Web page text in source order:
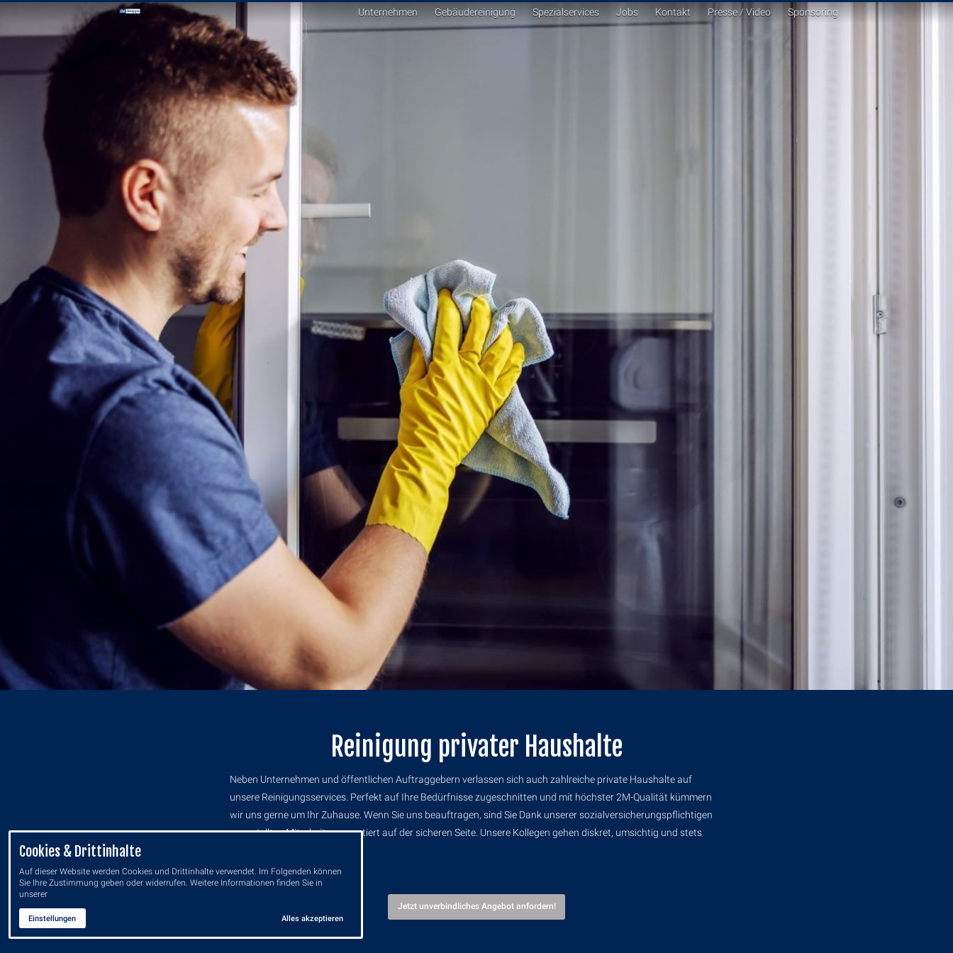
Unternehmen Gebäudereinigung Spezialservices Jobs Kontakt Presse / Video Sponsoring
Reinigung privater Haushalte
Neben Unternehmen und öffentlichen Auftraggebern verlassen sich auch zahlreiche private Haushalte auf
unsere Reinigungsservices. Perfekt auf Ihre Bedürfnisse zugeschnitten und mit höchster 2M-Qualität kümmern
wir uns gerne um Ihr Zuhause. Wenn Sie uns beauftragen, sind Sie Dank unserer sozialversicherungspflichtigen
angestellten Mitarbeiter garantiert auf der sicheren Seite. Unsere Kollegen gehen diskret, umsichtig und stets
Jetzt unverbindliches Angebot anfordern!
Cookies & Drittinhalte
Auf dieser Website werden Cookies und Drittinhalte verwendet. Im Folgenden können
Sie Ihre Zustimmung geben oder widerrufen. Weitere Informationen finden Sie in
unserer
Einstellungen Alles akzeptieren